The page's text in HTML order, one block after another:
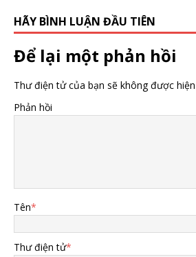
HÃY BÌNH LUẬN ĐẦU TIÊN
Để lại một phản hồi
Thư điện tử của bạn sẽ không được
Phản hồi
Tên*
Thư điện tử*